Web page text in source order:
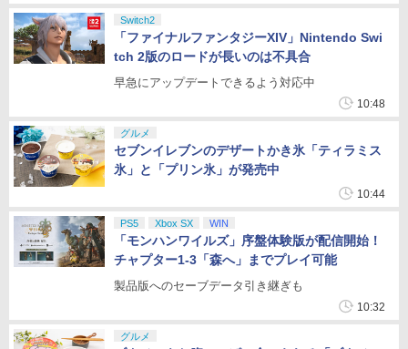
Switch2
「ファイナルファンタジーXIV」Nintendo Swi
tch 2版のロードが長いのは不具合
早急にアップデートできるよう対応中
10:48
グルメ
セブンイレブンのデザートかき氷「ティラミス
氷」と「プリン氷」が発売中
10:44
PS5 Xbox SX WIN
「モンハンワイルズ」序盤体験版が配信開始！
チャプター1-3「森へ」までプレイ可能
製品版へのセーブデータ引き継ぎも
10:32
グルメ